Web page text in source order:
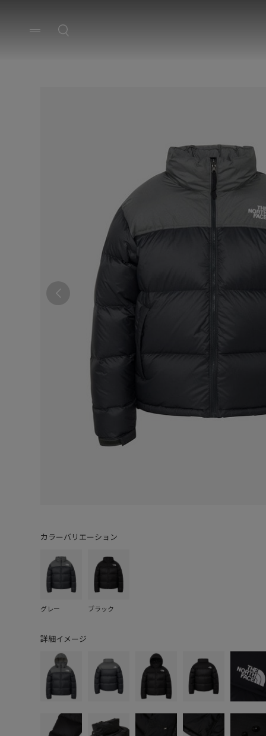
カラーバリエーション
グレー ブラック
詳細イメージ